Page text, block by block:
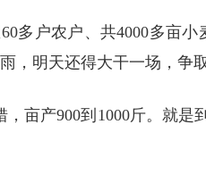
多户农户、共4000多亩
，明天还得大干一场，争
亩产900到1000斤。就